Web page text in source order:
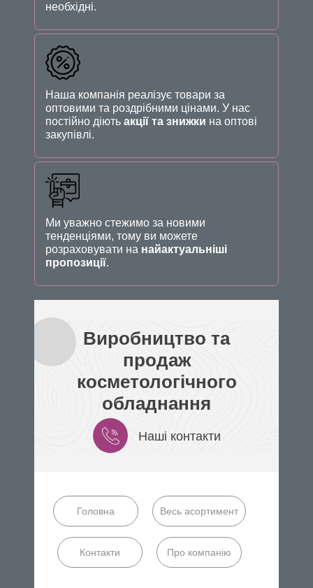
необхідні.
Наша компанія реалізує товари за
оптовими та роздрібними цінами. У нас
постійно діють акції та знижки на оптові
закупівлі.
Ми уважно стежимо за новими
тенденціями, тому ви можете
розраховувати на найактуальніші
пропозиції.
Виробництво та
продаж
косметологічного
обладнання
Наші контакти
Головна Весь асортимент
Контакти Про компанію